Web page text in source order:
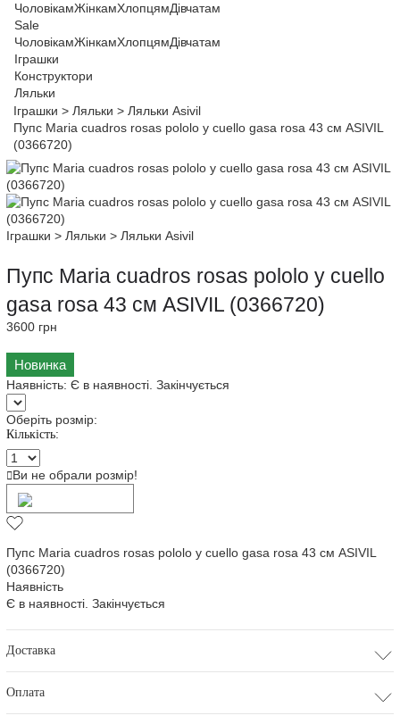
ЧоловікамЖінкамХлопцямДівчатам
Sale
ЧоловікамЖінкамХлопцямДівчатам
Іграшки
Конструктори
Ляльки
Іграшки > Ляльки > Ляльки Asivil
Пупс Maria cuadros rosas pololo y cuello gasa rosa 43 см ASIVIL
(0366720)
Іграшки >Ляльки >Ляльки Asivil
Пупс Maria cuadros rosas pololo y cuello
gasa rosa 43 см ASIVIL (0366720)
3600 грн
Новинка
Наявність:Є в наявності. Закінчується
Оберіть розмір:
Кількість:
Ви не обрали розмір!
Пупс Maria cuadros rosas pololo y cuello gasa rosa 43 см ASIVIL
(0366720)
Наявність
Є в наявності. Закінчується
Доставка
Оплата